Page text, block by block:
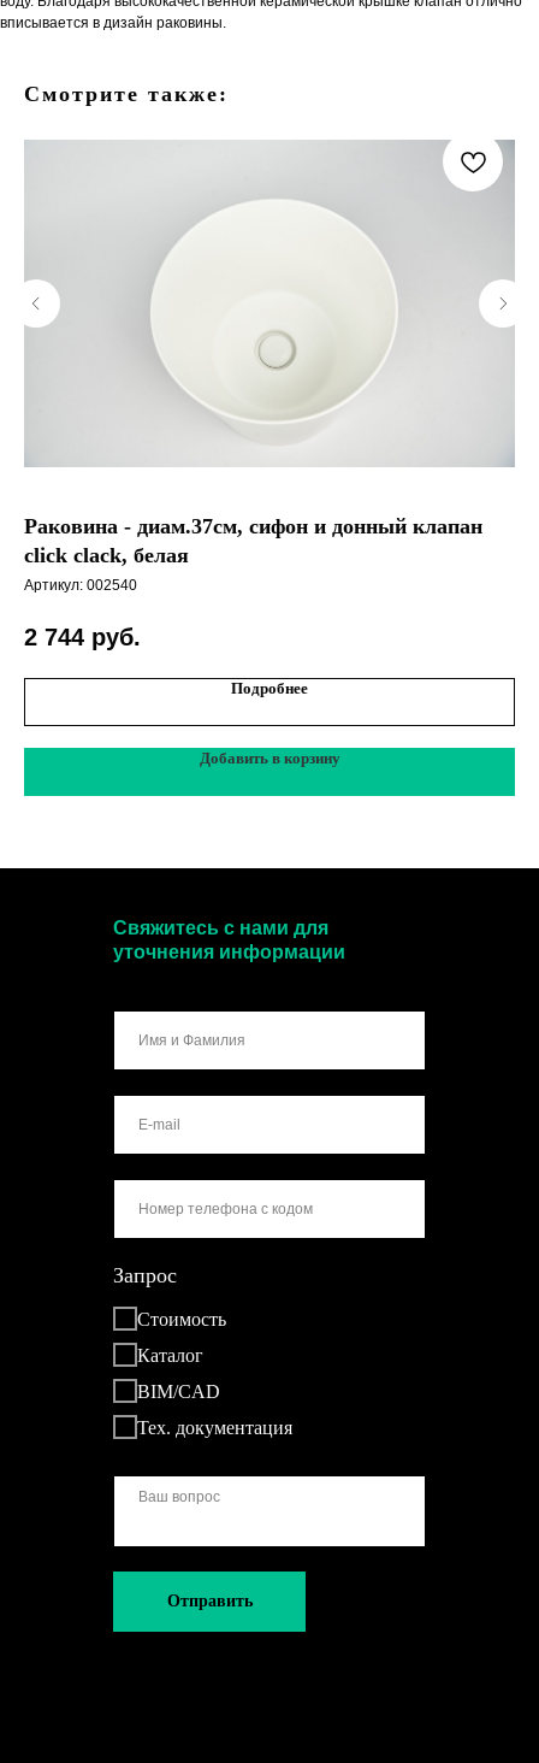
вписывается в дизайн раковины.
Смотрите также:
Раковина - диам.37см, сифон и донный клапан
click clack, белая
Артикул: 002540
2 744 руб.
Подробнее
Добавить в корзину
Запрос
Стоимость
Каталог
BIM/CAD
Тех. документация
Отправить
Свяжитесь с нами для
уточнения информации